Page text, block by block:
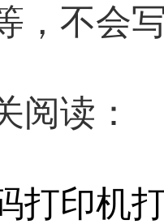
，不会
读：
印机打